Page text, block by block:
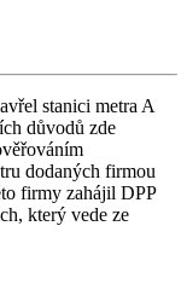
stanici metra A
důvodů zde
dodaných firmou
firmy zahájil DPP
který vede ze